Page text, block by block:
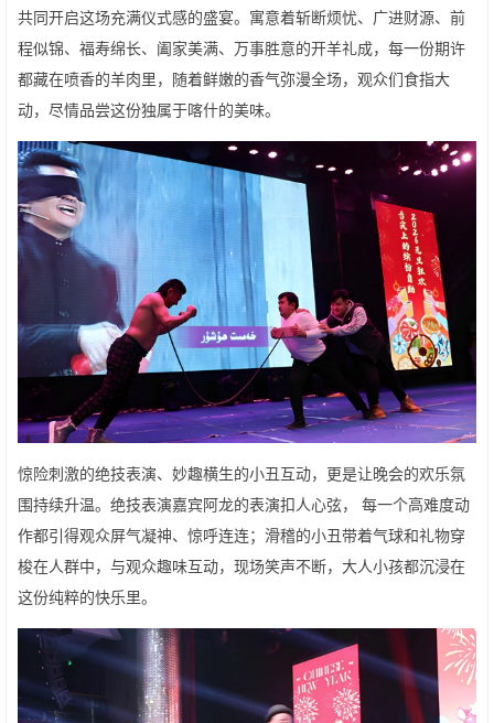
共同开启这场充满仪式感的盛宴。寓意着斩断烦忧、广进财源、前
程似锦、福寿绵长、阖家美满、万事胜意的开羊礼成，每一份期许
都藏在喷香的羊肉里，随着鲜嫩的香气弥漫全场，观众们食指大
动，尽情品尝这份独属于喀什的美味。
惊险刺激的绝技表演、妙趣横生的小丑互动，更是让晚会的欢乐氛
围持续升温。绝技表演嘉宾阿龙的表演扣人心弦， 每一个高难度动
作都引得观众屏气凝神、惊呼连连；滑稽的小丑带着气球和礼物穿
梭在人群中，与观众趣味互动，现场笑声不断，大人小孩都沉浸在
这份纯粹的快乐里。